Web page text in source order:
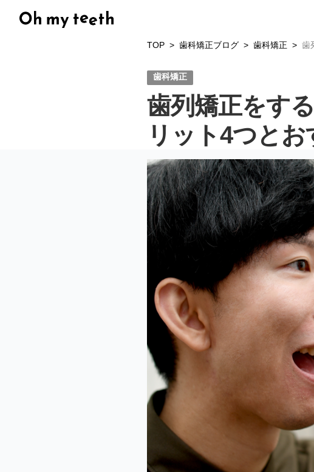
TOP 歯科矯正ブログ 歯科矯正 歯
歯科矯正
歯列矯正をす
リット4つと